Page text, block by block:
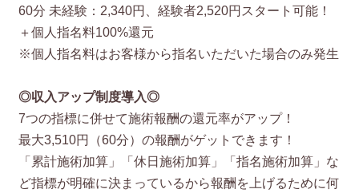
60分 未経験：2,340円、経験者2,520円スタート可能！
＋個人指名料100%還元
※個人指名料はお客様から指名いただいた場合のみ発生
◎収入アップ制度導入◎
7つの指標に併せて施術報酬の還元率がアップ！
最大3,510円（60分）の報酬がゲットできます！
「累計施術加算」「休日施術加算」「指名施術加算」な
ど指標が明確に決まっているから報酬を上げるために何